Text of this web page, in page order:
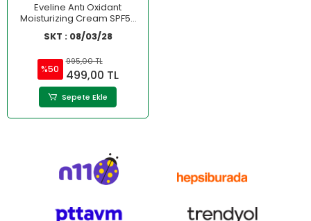
Eveline Antı Oxidant
Moisturizing Cream SPF50
30 ml
SKT : 08/03/28
%50
995,00 TL
499,00 TL
Sepete Ekle